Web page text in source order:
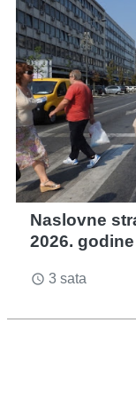
Naslovne
2026. godine
access_time 3 sata